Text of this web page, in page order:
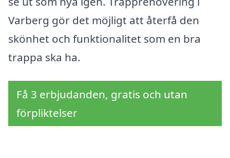
Varberg gör det möjligt att återfå den
skönhet och funktionalitet som en bra
trappa ska ha.
Få 3 erbjudanden, gratis och utan
förpliktelser